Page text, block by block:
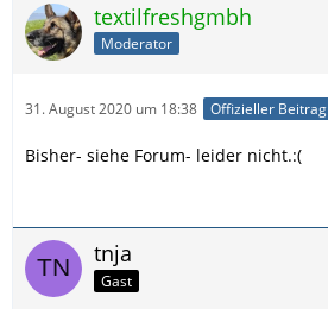
textilfreshgmbh
Moderator
31. August 2020 um 18:38 Offizieller Beitrag
Bisher- siehe Forum- leider nicht.:(
tnja
Gast